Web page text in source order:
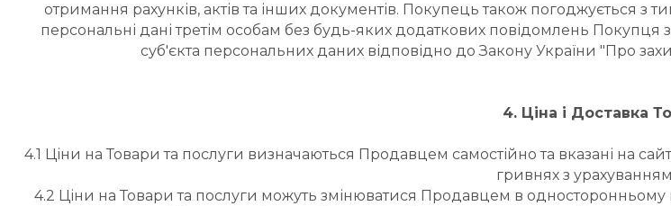
отримання рахунків, актів та інших документів. Покупець також погоджується
персональні дані третім особам без будь-яких додаткових повідомлень
суб'єкта персональних даних відповідно до Закону України "Про
4. Ціна і Доставка
4.1 Ціни на Товари та послуги визначаються Продавцем самостійно та вказані на
гривнях з
4.2 Ціни на Товари та послуги можуть змінюватися Продавцем в